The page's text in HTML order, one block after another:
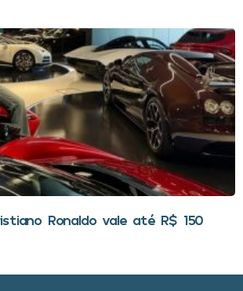
Ronaldo vale até R$ 150